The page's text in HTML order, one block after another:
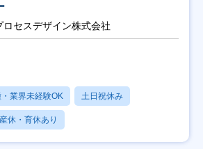
セスデザイン株式会社
業界未経験OK 土日祝休み
産休・育休あり